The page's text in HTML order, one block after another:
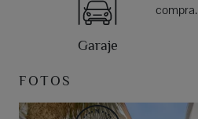
Garaje
compra.
FOTOS